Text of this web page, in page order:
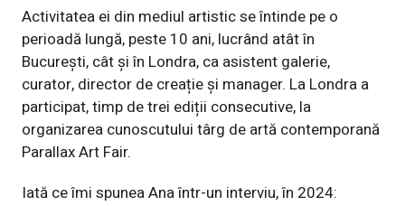
Activitatea ei din mediul artistic se întinde pe o
perioadă lungă, peste 10 ani, lucrând atât în
București, cât și în Londra, ca asistent galerie,
curator, director de creație și manager. La Londra a
participat, timp de trei ediții consecutive, la
organizarea cunoscutului târg de artă contemporană
Parallax Art Fair.
Iată ce îmi spunea Ana într-un interviu, în 2024: